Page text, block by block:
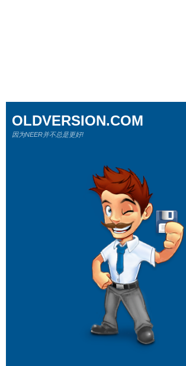
OLDVERSION.COM
因为NEER并不总是更好!